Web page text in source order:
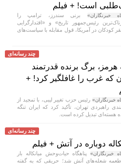
است! + فیلم
خبرنگاران» برنی سندرز، ترامپ را
رئیس‌جمهور تاریخ» و «اقتدارگرایی
فقر کودکان در آمریکا، قول مقابله با سیاست‌های
چند رسانه‌ای
هرمز، برگ برنده قدرتمند
که غرب را غافلگیر کرد! +
خبرنگاران» رئیس حزب تغییر لیبی، با تمجید از
راهبردی تهران، تأکید کرد که ایران تنگه
هسته‌ای تبدیل کرده است.
چند رسانه‌ای
دوباره در آتش + فیلم
خبرنگاران»پناهگاه حیات‌وحش میانکاله بار
طعمه شعله‌های آتش شد؛ حریقی که به گفته